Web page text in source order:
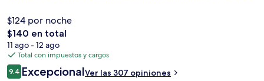
$124 por noche
El
precio
total
es
de
$140 en total
11 ago - 12 ago
Total con impuestos y cargos
Opiniones
9.49.4 de 10,
ExcepcionalVer las 307 opiniones